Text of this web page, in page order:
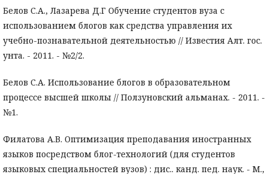
Белов С.А., Лазарева Д.Г Обучение студентов вуза с
использованием блогов как средства управления их
учебно-познавательной деятельностью // Известия Алт. гос.
унта. - 2011. - №2/2.
Белов С.А. Использование блогов в образовательном
процессе высшей школы // Ползуновский альманах. - 2011. -
№1.
Филатова А.В. Оптимизация преподавания иностранных
языков посредством блог-технологий (для студентов
языковых специальностей вузов) : дис.. канд. пед. наук. - М.,